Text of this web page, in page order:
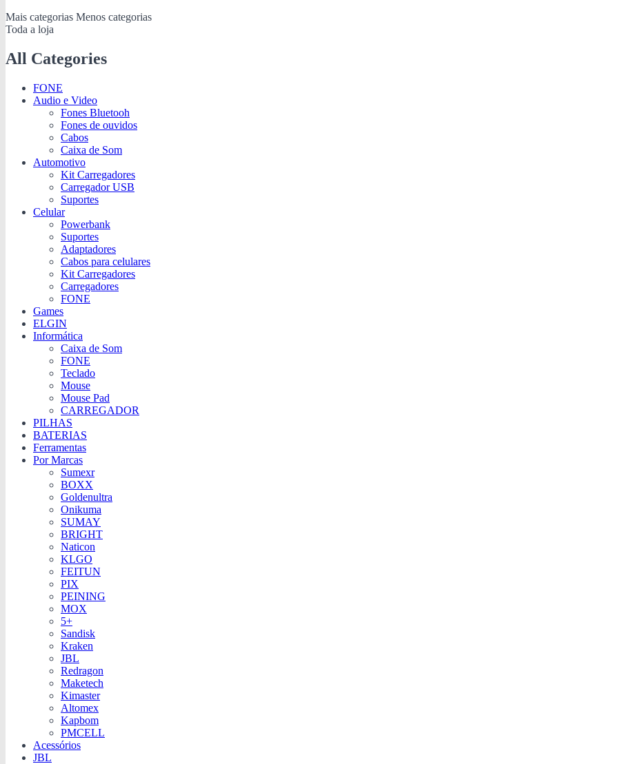
Mais categorias Menos categorias
Toda a loja
All Categories
FONE
Audio e Video
Fones Bluetooh
Fones de ouvidos
Cabos
Caixa de Som
Automotivo
Kit Carregadores
Carregador USB
Suportes
Celular
Powerbank
Suportes
Adaptadores
Cabos para celulares
Kit Carregadores
Carregadores
FONE
Games
ELGIN
Informática
Caixa de Som
FONE
Teclado
Mouse
Mouse Pad
CARREGADOR
PILHAS
BATERIAS
Ferramentas
Por Marcas
Sumexr
BOXX
Goldenultra
Onikuma
SUMAY
BRIGHT
Naticon
KLGO
FEITUN
PIX
PEINING
MOX
5+
Sandisk
Kraken
JBL
Redragon
Maketech
Kimaster
Altomex
Kapbom
PMCELL
Acessórios
JBL